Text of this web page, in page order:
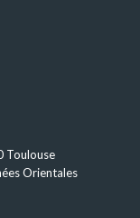
Toulouse
Orientales